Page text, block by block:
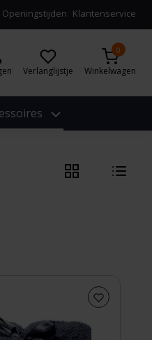
Openingstijden Klantenservice
Verlanglijstje
0
Winkelwagen